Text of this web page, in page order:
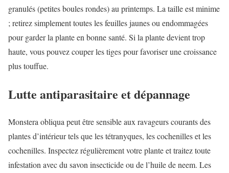
granulés (petites boules rondes) au printemps. La taille est minime
; retirez simplement toutes les feuilles jaunes ou endommagées
pour garder la plante en bonne santé. Si la plante devient trop
haute, vous pouvez couper les tiges pour favoriser une croissance
plus touffue.
Lutte antiparasitaire et dépannage
Monstera obliqua peut être sensible aux ravageurs courants des
plantes d’intérieur tels que les tétranyques, les cochenilles et les
cochenilles. Inspectez régulièrement votre plante et traitez toute
infestation avec du savon insecticide ou de l’huile de neem. Les